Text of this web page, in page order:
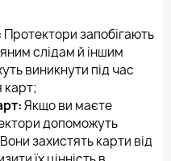
Протектори запобігають
слідам й іншим
виникнути під час
карт;
Якщо ви маєте
допоможуть
захистять карти від